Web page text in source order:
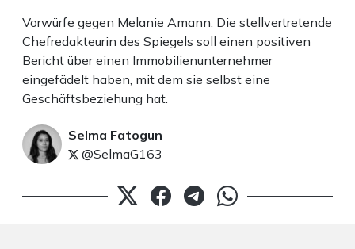
Vorwürfe gegen Melanie Amann: Die stellvertretende
Chefredakteurin des Spiegels soll einen positiven
Bericht über einen Immobilienunternehmer
eingefädelt haben, mit dem sie selbst eine
Geschäftsbeziehung hat.
Selma Fatogun
@SelmaG163